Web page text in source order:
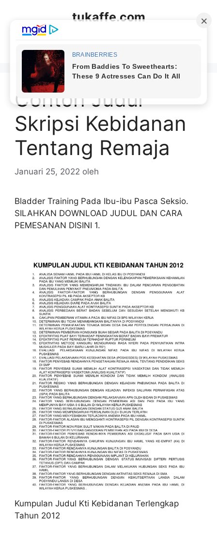
tukaffe.com
Contoh Judul
Skripsi Kebidanan
Tentang Remaja
Januari 25, 2022 oleh
Bladder Training Pada Ibu-ibu Pasca Seksio.
SILAHKAN DOWNLOAD JUDUL DAN CARA
PEMESANAN DISINI 1.
Kumpulan Judul Kti Kebidanan Terlengkap
Tahun 2012